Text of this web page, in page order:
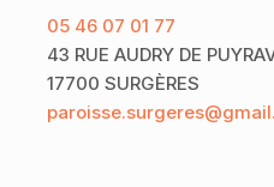
05 46 07 01 77
43 RUE AUDRY DE
17700 SURGÈRES